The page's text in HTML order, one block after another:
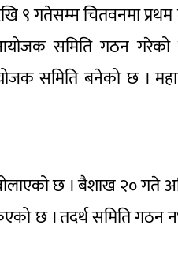
९ गतेसम्म चितवनमा प्रथम
समिति गठन
समिति बनेको छ ।
छ । बैशाख २० गते
छ । तदर्थ समिति